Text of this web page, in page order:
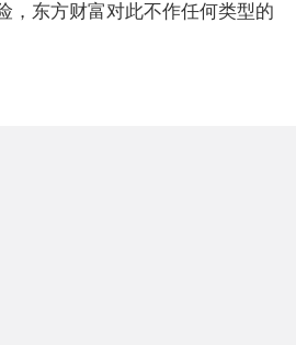
，东方财富对此不作任何类型的